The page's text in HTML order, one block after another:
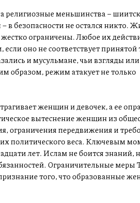
религиозные меньшинства –
безопасности не остался никто.
ограничены. Любое их
оно не соответствует
и мусульмане, чьи взгляды
образом, режим атакует не только
женщин и девочек, а ее
вытеснение женщин из
ограничения передвижения и
политического веса. Ключевым
лет. Ислам не боится знаний,
Ограничительные меры
того, что образованные